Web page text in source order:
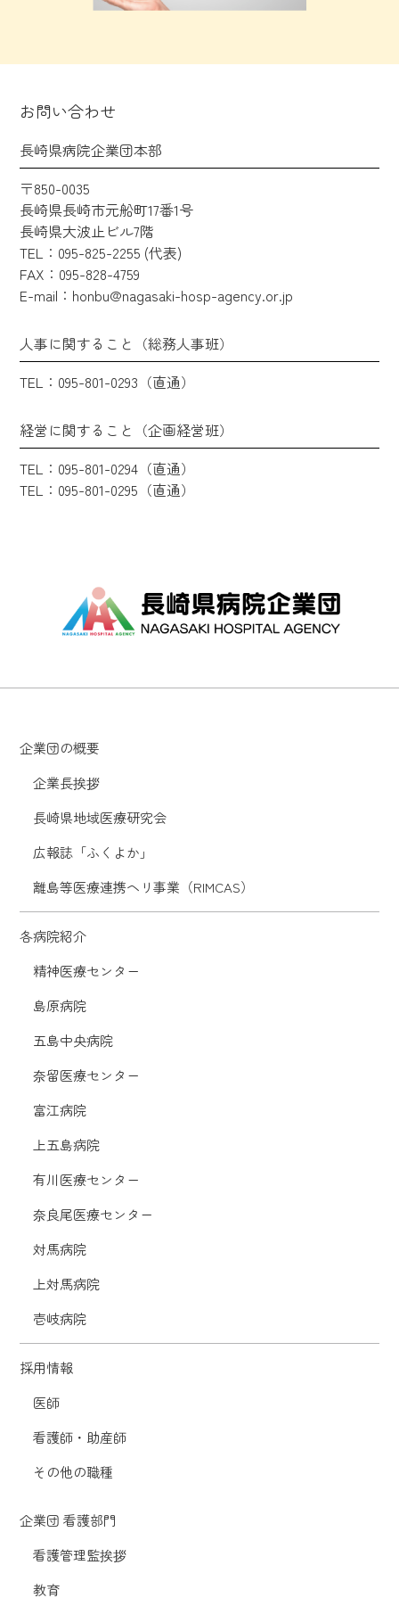
お問い合わせ
長崎県病院企業団本部
〒850-0035
長崎県長崎市元船町17番1号
長崎県大波止ビル7階
TEL：095-825-2255 (代表)
FAX：095-828-4759
E-mail：honbu@nagasaki-hosp-agency.or.jp
人事に関すること（総務人事班）
TEL：095-801-0293（直通）
経営に関すること（企画経営班）
TEL：095-801-0294（直通）
TEL：095-801-0295（直通）
企業団の概要
企業長挨拶
長崎県地域医療研究会
広報誌「ふくよか」
離島等医療連携ヘリ事業（RIMCAS）
各病院紹介
精神医療センター
島原病院
五島中央病院
奈留医療センター
富江病院
上五島病院
有川医療センター
奈良尾医療センター
対馬病院
上対馬病院
壱岐病院
採用情報
医師
看護師・助産師
その他の職種
企業団 看護部門
看護管理監挨拶
教育